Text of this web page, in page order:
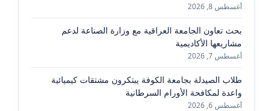
أغسطس 8, 2026
بحث تعاون الجامعة العراقية مع وزارة الصناعة لدعم
مشاريعها الأكاديمية
أغسطس 7, 2026
طلاب الصيدلة بجامعة الكوفة يبتكرون مشتقات كيميائية
واعدة لمكافحة الأورام السرطانية
أغسطس 6, 2026